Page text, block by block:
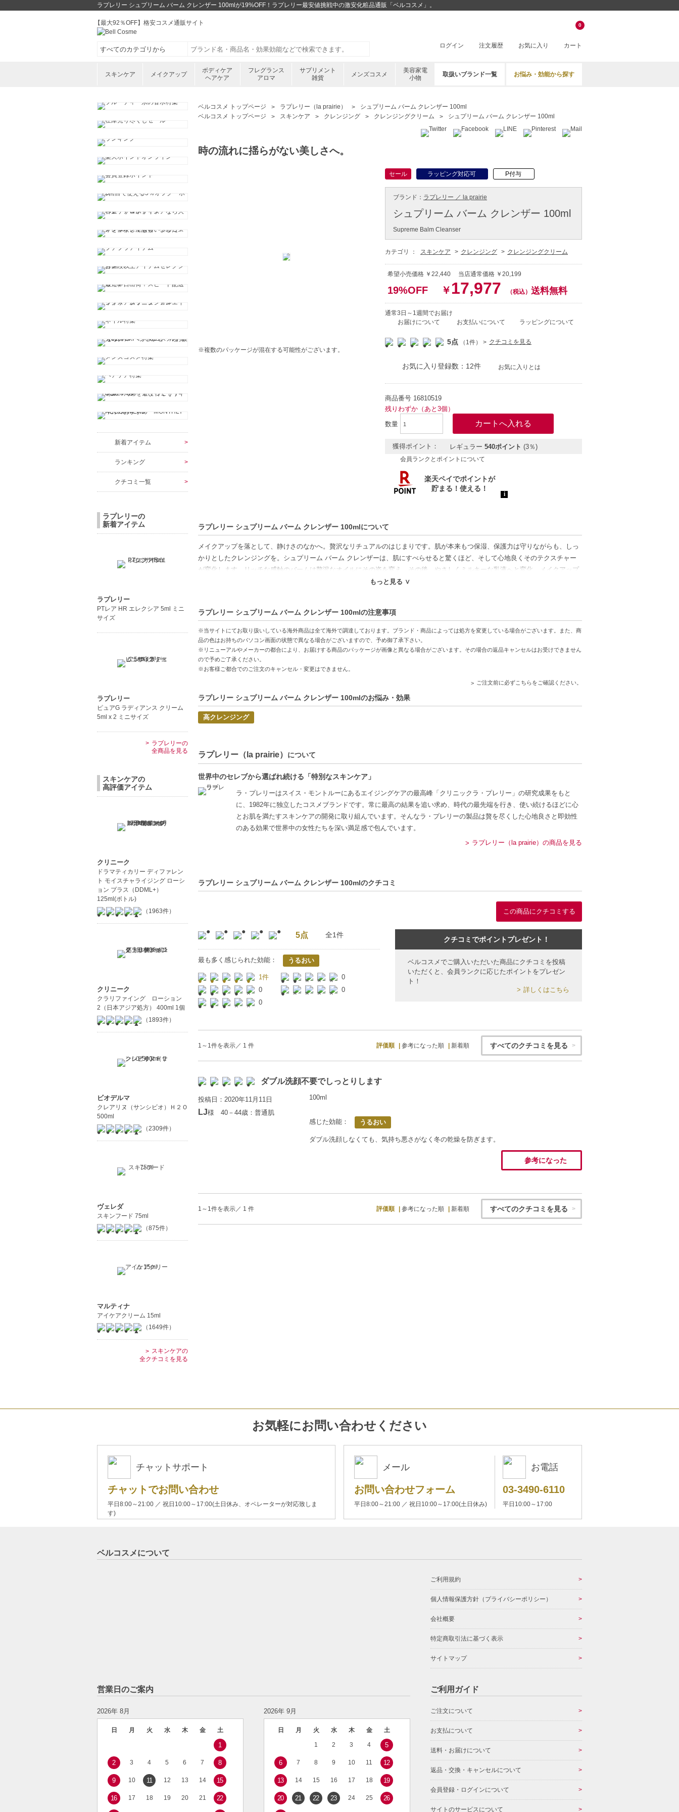
ラプレリー シュプリーム バーム クレンザー 100mlが19%OFF！ラプレリー最安値挑戦中の激安化粧品通販「ベルコスメ」。
【最大92％OFF】格安コスメ通販サイト
ログイン 注文履歴 お気に入り カート
0
スキンケア メイクアップ
ボディケア
ヘアケア
フレグランス
アロマ
サプリメント
雑貨
メンズコスメ
美容家電
小物
取扱いブランド一覧 お悩み・効能から探す
ベルコスメ トップページ ラプレリー（la prairie）
シュプリーム バーム クレンザー 100ml
ベルコスメ トップページ
スキンケア クレンジング クレンジングクリーム シュプリーム バーム クレンザー 100ml
時の流れに揺らがない美しさへ。
※複数のパッケージが混在する可能性がございます。
セール ラッピング対応可 P付与
ブランド： ラプレリー ／ la prairie
シュプリーム バーム クレンザー 100ml
Supreme Balm Cleanser
カテゴリ ： スキンケア クレンジング クレンジングクリーム
希望小売価格 ￥22,440 当店通常価格 ￥20,199
19%OFF ￥ 17,977 （税込） 送料無料
通常3日～1週間でお届け
お届けについて
お支払いについて ラッピングについて
5点 （1件） クチコミを見る
お気に入り登録数：12件 お気に入りとは
商品番号 16810519
残りわずか（あと3個）
数量
獲得ポイント： レギュラー 540ポイント (3％)
会員ランクとポイントについて
ラプレリー シュプリーム バーム クレンザー 100mlについて
メイクアップを落として、静けさのなかへ。贅沢なリチュアルのはじまりです。肌が本来もつ保湿、保護力は守りながらも、しっ
かりとしたクレンジングを。シュプリーム バーム クレンザーは、肌にすべらせると驚くほど、そして心地良くそのテクスチャー
が変化します。リッチな感触のバームは贅沢なオイルにその姿を変え、その後、やさしくミルキーな乳液へと変化。メイクアップ
だけでなく、肌に付着した汚れ、そして不純物も落とし、顔全体をやさしくも徹底的にクレンジングします。
しっかりしたクレンジング力-メイクや汚れをしっかり落とし、肌を清潔に保ちます。
贅沢なバームテクスチャー-肌にすべるような心地良い感触で、使用感が抜群。
保湿効果-乾燥を防ぎながら、肌に必要な潤いを与えます。
【こんな方へおすすめ】
肌の乾燥が気になる方
【JAN/UPC:7611773097710】
もっと見る ∨
ラプレリー シュプリーム バーム クレンザー 100mlの注意事項
※当サイトにてお取り扱いしている海外商品は全て海外で調達しております。ブランド・商品によっては処方を変更している場合がございます。また、商
品の色はお持ちのパソコン画面の状態で異なる場合がございますので、予め御了承下さい。
※リニューアルやメーカーの都合により、お届けする商品のパッケージが画像と異なる場合がございます。その場合の返品キャンセルはお受けできません
ので予めご了承ください。
※お客様ご都合でのご注文のキャンセル・変更はできません。
ご注文前に必ずこちらをご確認ください。
ラプレリー シュプリーム バーム クレンザー 100mlのお悩み・効果
高クレンジング
ラプレリー（la prairie） について
世界中のセレブから選ばれ続ける「特別なスキンケア」
ラ・プレリーはスイス・モントルーにあるエイジングケアの最高峰「クリニックラ・プレリー」の研究成果をもと
に、1982年に独立したコスメブランドです。常に最高の結果を追い求め、時代の最先端を行き、使い続けるほどに心
とお肌を満たすスキンケアの開発に取り組んでいます。そんなラ・プレリーの製品は贅を尽くした心地良さと即効性
のある効果で世界中の女性たちを深い満足感で包んでいます。
ラプレリー（la prairie）の商品を見る
ラプレリー シュプリーム バーム クレンザー 100mlのクチコミ
この商品にクチコミする
5点 全1件
最も多く感じられた効能： うるおい
1件
0
0
0
0
クチコミでポイントプレゼント！
ベルコスメでご購入いただいた商品にクチコミを投稿
いただくと、会員ランクに応じたポイントをプレゼン
ト！
詳しくはこちら
1～1件を表示／ 1 件 評価順 参考になった順 新着順 すべてのクチコミを見る
ダブル洗顔不要でしっとりします
投稿日：2020年11月11日
LJ様 40－44歳：普通肌
100ml
感じた効能： うるおい
ダブル洗顔しなくても、気持ち悪さがなく冬の乾燥を防ぎます。
参考になった
1～1件を表示／ 1 件 評価順 参考になった順 新着順 すべてのクチコミを見る
新着アイテム
ランキング
クチコミ一覧
ラプレリーの
新着アイテム
ラプレリー
PTレア HR エレクシア 5ml ミニ
サイズ
ラプレリー
ピュアG ラディアンス クリーム
5ml x 2 ミニサイズ
ラプレリーの
全商品を見る
スキンケアの
高評価アイテム
クリニーク
ドラマティカリー ディファレン
ト モイスチャライジング ローシ
ョン プラス（DDML+）
125ml(ボトル)
（1963件）
クリニーク
クラリファイング ローション
2（日本アジア処方） 400ml 1個
（1893件）
ビオデルマ
クレアリヌ（サンシビオ）Ｈ２Ｏ
500ml
（2309件）
ヴェレダ
スキンフード 75ml
（875件）
マルティナ
アイケアクリーム 15ml
（1649件）
スキンケアの
全クチコミを見る
お気軽にお問い合わせください
チャットサポート
チャットでお問い合わせ
平日8:00～21:00 ／ 祝日10:00～17:00(土日休み、オペレーターが対応致しま
す)
メール
お問い合わせフォーム
平日8:00～21:00 ／ 祝日10:00～17:00(土日休み)
お電話
03-3490-6110
平日10:00～17:00
ベルコスメについて
ご利用規約
個人情報保護方針（プライバシーポリシー）
会社概要
特定商取引法に基づく表示
サイトマップ
営業日のご案内
2026年 8月
日 月 火 水 木 金 土
1
2 3 4 5 6 7 8
9 10 11 12 13 14 15
16 17 18 19 20 21 22
2026年 9月
日 月 火 水 木 金 土
1 2 3 4 5
6 7 8 9 10 11 12
13 14 15 16 17 18 19
20 21 22 23 24 25 26
ご利用ガイド
ご注文について
お支払について
送料・お届けについて
返品・交換・キャンセルについて
会員登録・ログインについて
サイトのサービスについて